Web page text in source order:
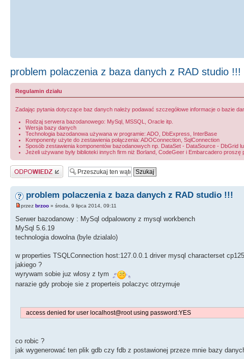
problem polaczenia z baza danych z RAD studio !!!
Regulamin działu
Zadając pytania dotyczące baz danych należy podawać szczegółowe informacje o bazie
Rodzaj serwera bazodanowego: MySql, MSSQL, Oracle itp.
Wersja bazy danych
Technologia bazodanowa używana w programie: ADO, DbExpress, InterBase
Komponenty użyte do zestawienia połączenia: ADOConnection, SqlConnection
Sposób zestawienia komponentów bazodanowych np. DataSet - DataSource - DbGrid
Jeżeli używane były biblioteki innych firm niż Borland, CodeGeer i Embarcadero proszę
Odpowiedz
problem polaczenia z baza danych z RAD studio !!!
przez brzoo » środa, 9 lipca 2014, 09:11
Serwer bazodanowy : MySql odpalowony z mysql workbench
MySql 5.6.19
technologia dowolna (byle dzialalo)
w properties TSQLConnection host:127.0.0.1 driver mysql characterset
jakiego ?
wyrywam sobie juz wlosy z tym
narazie gdy proboje sie z properteis polaczyc otrzymuje
access denied for user localhost@root using password:YES
co robic ?
jak wygenerować ten plik gdb czy fdb z postawionej przeze mnie bazy